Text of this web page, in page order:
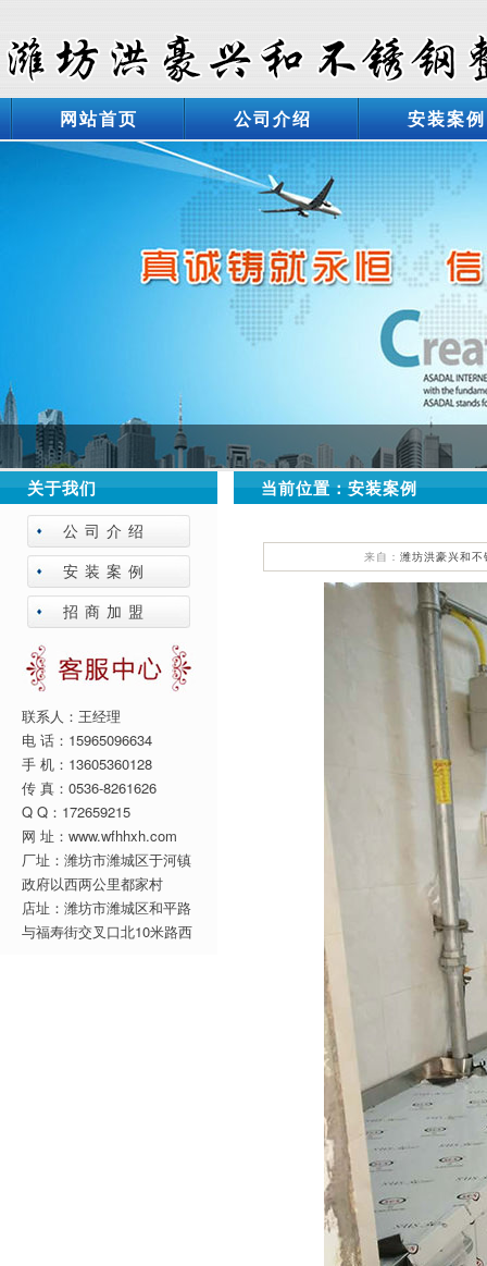
网站首页 公司介绍 安装案例
关于我们
公司介绍
安装案例
招商加盟
联系人：王经理
电 话：15965096634
手 机：13605360128
传 真：0536-8261626
Q Q：172659215
网 址：www.wfhhxh.com
厂址：潍坊市潍城区于河镇
政府以西两公里都家村
店址：潍坊市潍城区和平路
与福寿街交叉口北10米路西
当前位置：安装案例
来自： 潍坊洪豪兴和